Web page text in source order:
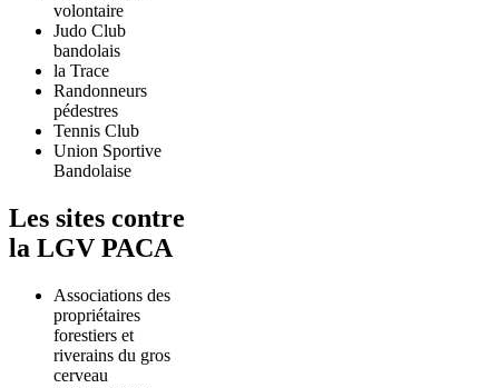
volontaire
Judo Club
bandolais
la Trace
Randonneurs
pédestres
Tennis Club
Union Sportive
Bandolaise
Les sites contre
la LGV PACA
Associations des
propriétaires
forestiers et
riverains du gros
cerveau